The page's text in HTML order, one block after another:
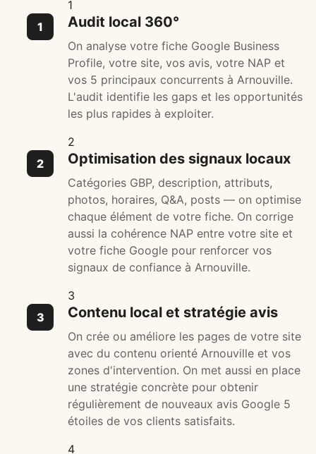
1
Audit local 360°
On analyse votre fiche Google Business
Profile, votre site, vos avis, votre NAP et
vos 5 principaux concurrents à Arnouville.
L'audit identifie les gaps et les opportunités
les plus rapides à exploiter.
2
Optimisation des signaux locaux
Catégories GBP, description, attributs,
photos, horaires, Q&A, posts — on optimise
chaque élément de votre fiche. On corrige
aussi la cohérence NAP entre votre site et
votre fiche Google pour renforcer vos
signaux de confiance à Arnouville.
3
Contenu local et stratégie avis
On crée ou améliore les pages de votre site
avec du contenu orienté Arnouville et vos
zones d'intervention. On met aussi en place
une stratégie concrète pour obtenir
régulièrement de nouveaux avis Google 5
étoiles de vos clients satisfaits.
4